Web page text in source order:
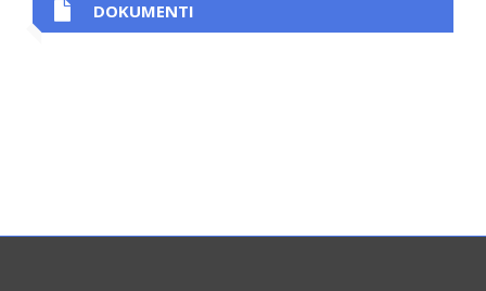
DOKUMENTI